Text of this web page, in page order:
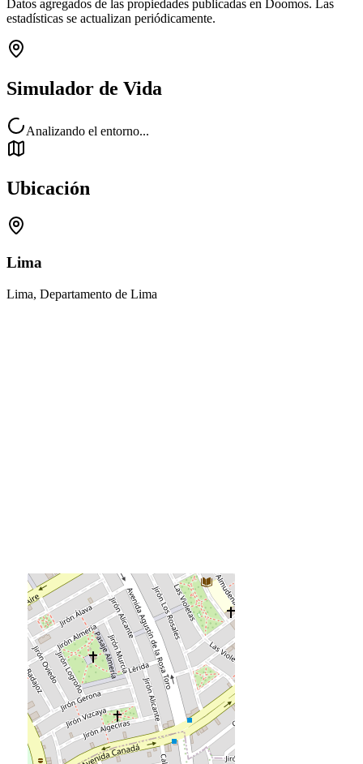
Datos agregados de las propiedades publicadas en Doomos. Las
estadísticas se actualizan periódicamente.
Simulador de Vida
Analizando el entorno...
Ubicación
Lima
Lima, Departamento de Lima